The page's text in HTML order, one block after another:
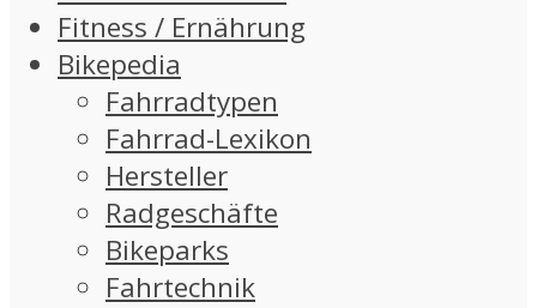
Fitness / Ernährung
Bikepedia
Fahrradtypen
Fahrrad-Lexikon
Hersteller
Radgeschäfte
Bikeparks
Fahrtechnik